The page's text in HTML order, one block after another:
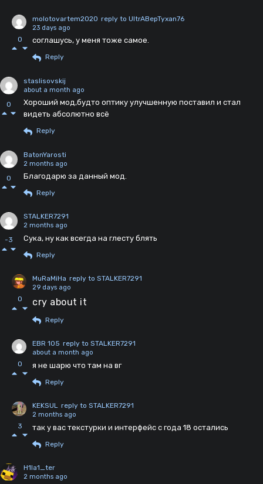
0
molotovartem2020 reply to UltrABepTyxan76
23 days ago
соглашусь, у меня тоже самое.
Reply
0
staslisovskij
about a month ago
Хороший мод,будто оптику улучшенную поставил и стал
видеть абсолютно всё
Reply
0
BatonYarosti
2 months ago
Благодарю за данный мод.
Reply
-3
STALKER7291
2 months ago
Сука, ну как всегда на глесту блять
Reply
0
MuRaMiHa reply to STALKER7291
29 days ago
cry about it
Reply
0
EBR 105 reply to STALKER7291
about a month ago
я не шарю что там на вг
Reply
3
KEKSUL reply to STALKER7291
2 months ago
так у вас текстурки и интерфейс с года 18 остались
Reply
H1la1_ter
2 months ago